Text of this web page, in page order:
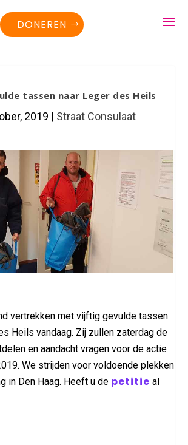
DONEREN
tassen naar Leger des Heils
2019 | Straat Consulaat
vertrekken met vijftig gevulde tassen
Heils vandaag. Zij zullen zaterdag de
en aandacht vragen voor de actie
We strijden voor voldoende plekken
in Den Haag. Heeft u de petitie al